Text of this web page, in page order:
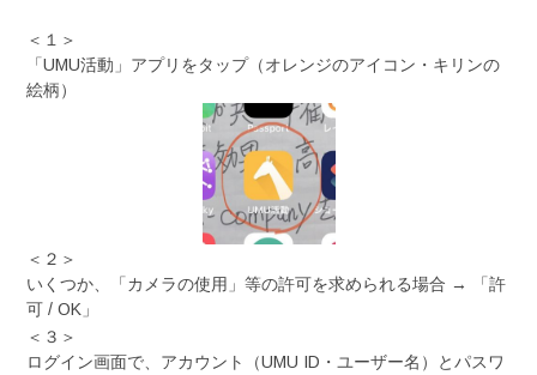
＜１＞
「UMU活動」アプリをタップ（オレンジのアイコン・キリンの
絵柄）
＜２＞
いくつか、「カメラの使用」等の許可を求められる場合 → 「許
可 / OK」
＜３＞
ログイン画面で、アカウント（UMU ID・ユーザー名）とパスワ